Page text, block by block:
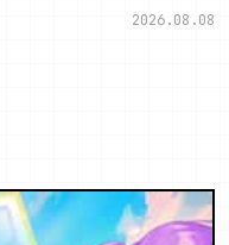
2026.08.08